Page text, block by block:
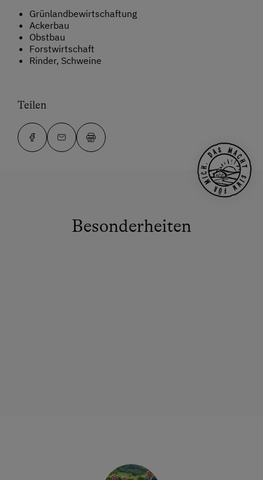
Grünlandbewirtschaftung
Ackerbau
Obstbau
Forstwirtschaft
Rinder, Schweine
Teilen
Besonderheiten